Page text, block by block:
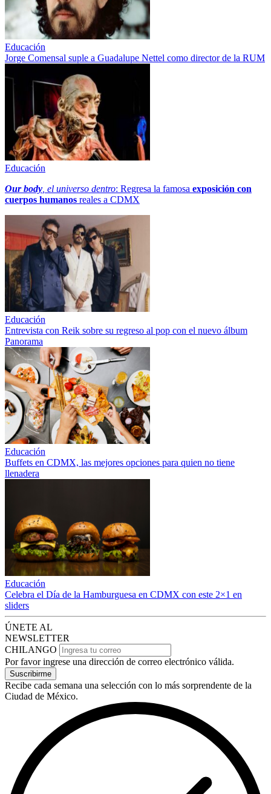
Educación
Jorge Comensal suple a Guadalupe Nettel como director de la RUM
Educación
Our body , el universo dentro: Regresa la famosa exposición con
cuerpos humanos reales a CDMX
Educación
Entrevista con Reik sobre su regreso al pop con el nuevo álbum
Panorama
Educación
Buffets en CDMX, las mejores opciones para quien no tiene
llenadera
Educación
Celebra el Día de la Hamburguesa en CDMX con este 2×1 en
sliders
ÚNETE AL
NEWSLETTER
CHILANGO
Por favor ingrese una dirección de correo electrónico válida.
Suscribirme
Recibe cada semana una selección con lo más sorprendente de la
Ciudad de México.